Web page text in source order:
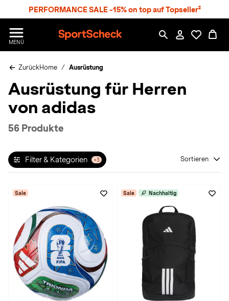
PERFORMANCE SALE -15% on top auf Topseller²
MENÜ
p
r
S
h
c
ZurückHome Ausrüstung
Ausrüstung für Herren
von adidas
56 Produkte
Filter & Kategorien +3 Sortieren
Sale Sale Nachhaltig